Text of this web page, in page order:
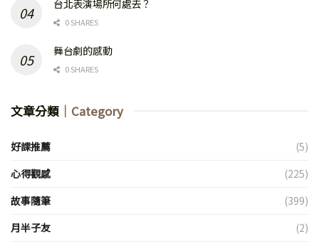
台北表演場所何處去？
0 SHARES
舞台劇的感動
0 SHARES
文章分類 ｜Category
好課推薦
(5)
心得觀感
(225)
故事隨筆
(399)
月半子友
(2)